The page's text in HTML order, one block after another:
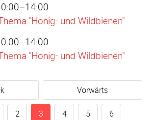
"Honig- und Wildbienen"
"Honig- und Wildbienen"
Vorwärts
2 3 4 5 6